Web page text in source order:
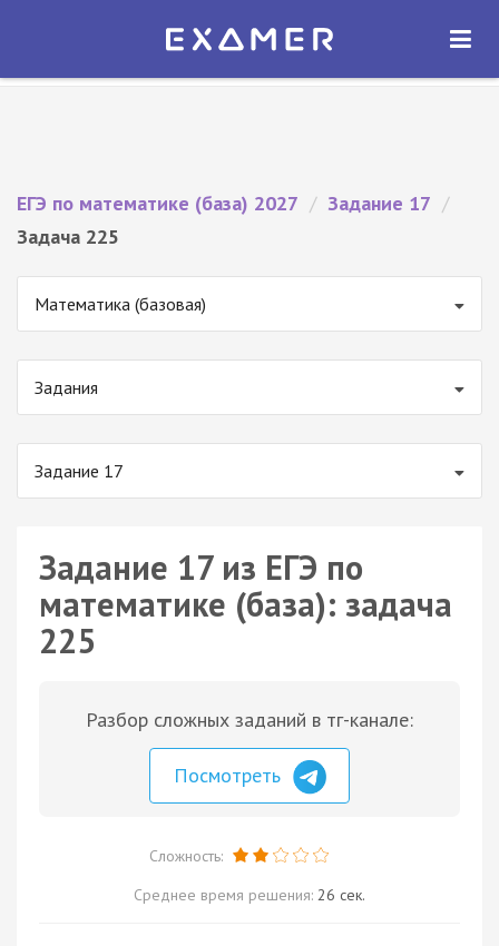
Экзамер — ЕГЭ 2027
ОТКРЫТЬ
ЕГЭ по математике (база) 2027 / Задание 17 /
Задача 225
Математика (базовая)
Задания
Задание 17
Задание 17 из ЕГЭ по
математике (база): задача
225
Разбор сложных заданий в тг-канале:
Посмотреть
Сложность:
Среднее время решения: 26 сек.